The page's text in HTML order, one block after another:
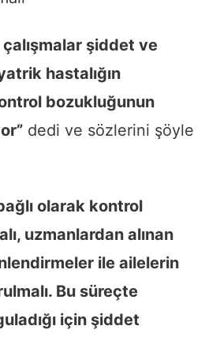
çalışmalar şiddet ve
hastalığın
bozukluğunun
dedi ve sözlerini şöyle
olarak kontrol
uzmanlardan alınan
ile ailelerin
Bu süreçte
için şiddet